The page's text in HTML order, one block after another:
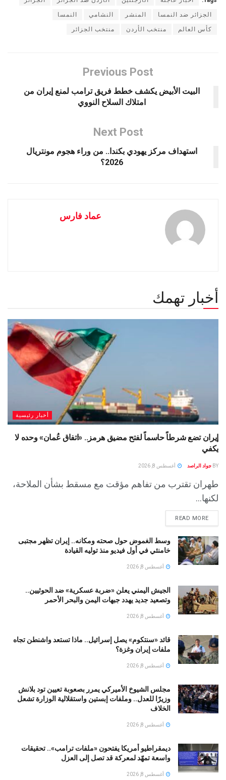
الجزائر ضد النمسا المنشر النشامي النمسا
كأس العالم منتخب الأردن منتخب الجزائر
Previous Post
البيت الأبيض يكشف خطط فريق ترامب لمنع إيران من
امتلاك السلاح النووي
Next Post
استهداف مركز يهودي بكندا.. من وراء هجوم مونتريال
2026؟
عماد فارس
أخبار تهمك
أخبار رئيسية
إيران تضع شرطاً حاسماً لفتح مضيق هرمز.. «اتفاق عُمان» وحده لا
يكفي
BY جواد الراصد أغسطس 8, 2026
طهران تقترب من تفاهم مؤقت مع مسقط بشأن الملاحة،
لكنها...
READ MORE
وسط الغموض حول صحته ومكانه.. إيران تظهر مجتبى
خامنئي في أول فيديو منذ توليه القيادة
أغسطس 8, 2026
الجيش اليمني يعلن «ضربة عسكرية» ضد الحوثيين..
وتصعيد جديد يهدد جبهات اليمن والبحر الأحمر
أغسطس 8, 2026
قائد «سنتكوم» يصل إسرائيل.. ماذا تستعد واشنطن تجاه
ملفات إيران وغزة؟
أغسطس 8, 2026
مجلس الشيوخ الأميركي يمرر بصعوبة تعيين تود بلانش
وزيرًا للعدل.. وملفات إبستين واستقلالية الوزارة تشعل
الخلاف
أغسطس 8, 2026
ديمقراطيو أمريكا يفتحون «ملفات ترامب».. تحقيقات
واسعة تمهّد لمعركة قد تصل إلى العزل
أغسطس 8, 2026